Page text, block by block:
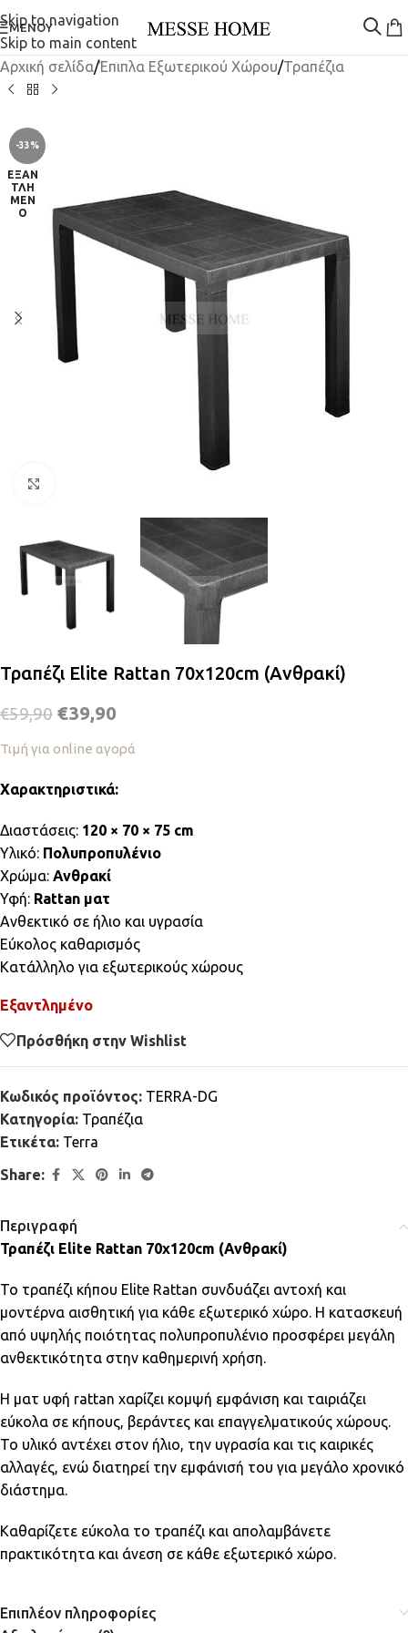
Skip to navigation
Skip to main content
ΜΕΝΟΎ
Αρχική σελίδα/Έπιπλα Εξωτερικού Χώρου/Τραπέζια
-33%
ΕΞΑΝ
ΤΛΗ
ΜΈΝ
Ο
Τραπέζι Elite Rattan 70x120cm (Ανθρακί)
€59,90 €39,90
Τιμή για online αγορά
Χαρακτηριστικά:
Διαστάσεις: 120 × 70 × 75 cm
Υλικό: Πολυπροπυλένιο
Χρώμα: Ανθρακί
Υφή: Rattan ματ
Ανθεκτικό σε ήλιο και υγρασία
Εύκολος καθαρισμός
Κατάλληλο για εξωτερικούς χώρους
Εξαντλημένο
Πρόσθήκη στην Wishlist
Κωδικός προϊόντος: TERRA-DG
Κατηγορία: Τραπέζια
Ετικέτα: Terra
Share:
Περιγραφή
Τραπέζι Elite Rattan 70x120cm (Ανθρακί)
Το τραπέζι κήπου Elite Rattan συνδυάζει αντοχή και
μοντέρνα αισθητική για κάθε εξωτερικό χώρο. Η κατασκευή
από υψηλής ποιότητας πολυπροπυλένιο προσφέρει μεγάλη
ανθεκτικότητα στην καθημερινή χρήση.
Η ματ υφή rattan χαρίζει κομψή εμφάνιση και ταιριάζει
εύκολα σε κήπους, βεράντες και επαγγελματικούς χώρους.
Το υλικό αντέχει στον ήλιο, την υγρασία και τις καιρικές
αλλαγές, ενώ διατηρεί την εμφάνισή του για μεγάλο χρονικό
διάστημα.
Καθαρίζετε εύκολα το τραπέζι και απολαμβάνετε
πρακτικότητα και άνεση σε κάθε εξωτερικό χώρο.
Επιπλέον πληροφορίες